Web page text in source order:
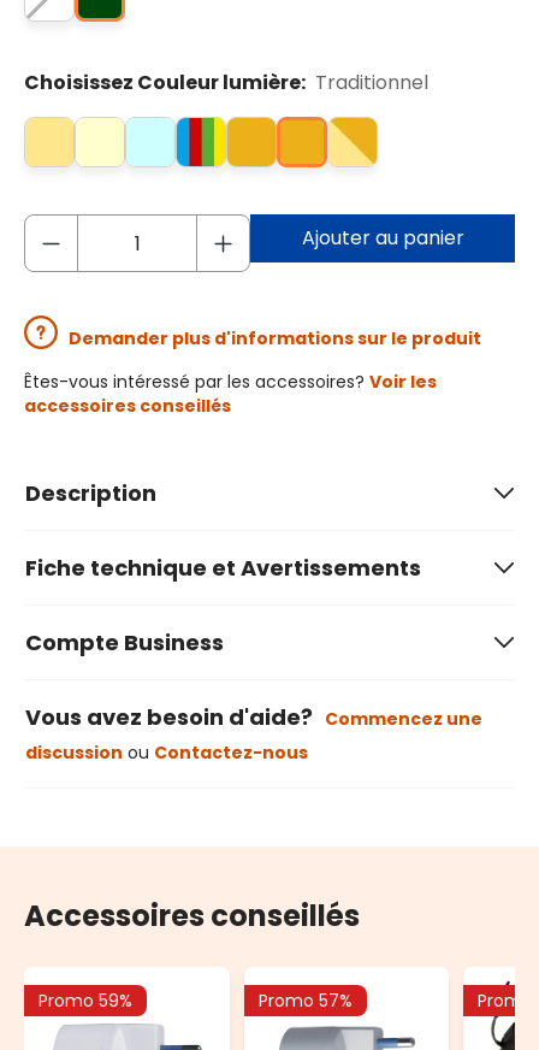
Choisissez Couleur lumière: Traditionnel
Ajouter au panier
Demander plus d'informations sur le produit
Êtes-vous intéressé par les accessoires? Voir les
accessoires conseillés
Description
Fiche technique et Avertissements
Compte Business
Vous avez besoin d'aide? Commencez une
discussion ou Contactez-nous
Accessoires conseillés
Promo 59% Promo 57% Promo